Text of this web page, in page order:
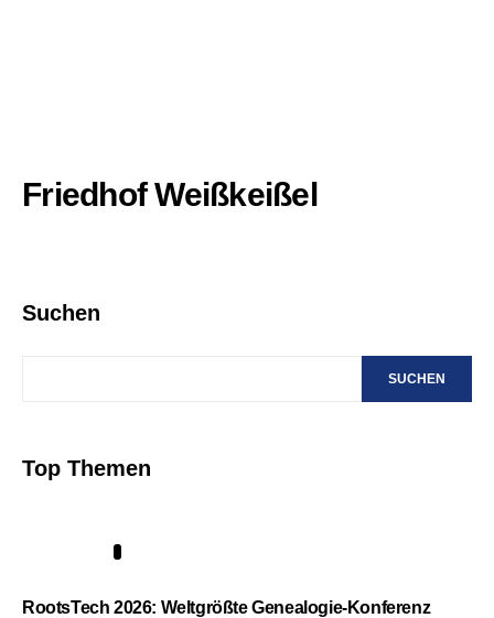
Friedhof Weißkeißel
Suchen
SUCHEN
Top Themen
RootsTech 2026: Weltgrößte Genealogie-Konferenz